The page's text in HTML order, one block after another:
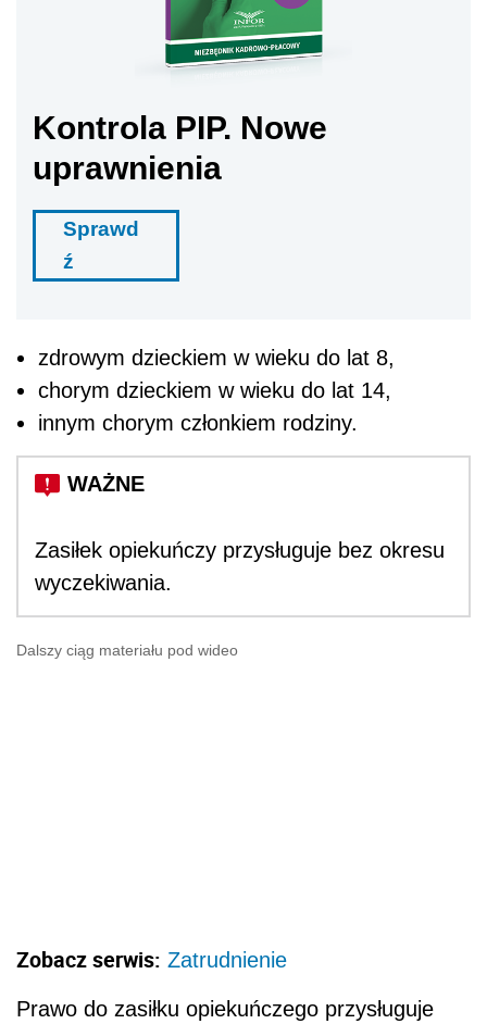
Kontrola PIP. Nowe
uprawnienia
Sprawd
ź
zdrowym dzieckiem w wieku do lat 8,
chorym dzieckiem w wieku do lat 14,
innym chorym członkiem rodziny.
Zasiłek opiekuńczy przysługuje bez okresu
wyczekiwania.
Dalszy ciąg materiału pod wideo
Zobacz serwis: Zatrudnienie
Prawo do zasiłku opiekuńczego przysługuje